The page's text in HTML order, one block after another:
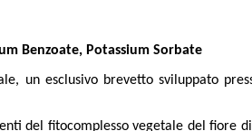
Benzoate, Potassium Sorbate
un esclusivo brevetto sviluppato
del fitocomplesso vegetale del fiore